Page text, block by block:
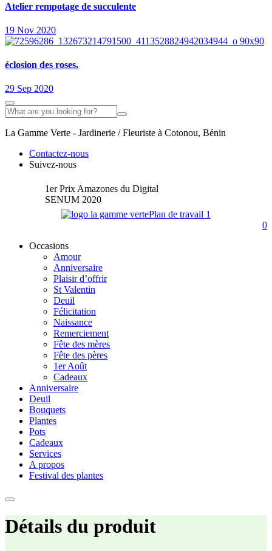
Atelier rempotage de succulente
19 Nov 2020
éclosion des roses.
29 Sep 2020
La Gamme Verte - Jardinerie / Fleuriste à Cotonou, Bénin
Contactez-nous
Suivez-nous
1er Prix Amazones du Digital
SENUM 2020
0
Occasions
Amour
Anniversaire
Plaisir d’offrir
St Valentin
Deuil
Félicitation
Naissance
Remerciement
Fête des mères
Fête des pères
1er Août
Cadeaux
Anniversaire
Deuil
Bouquets
Plantes
Pots
Cadeaux
Services
A propos
Festival des plantes
Détails du produit